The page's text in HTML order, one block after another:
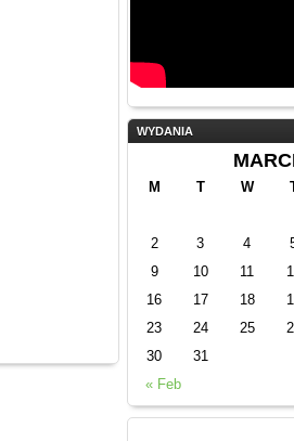
WYDANIA
M T W
« Feb
2
3 4
9
10 11
16
17 18
23
24 25
30
31